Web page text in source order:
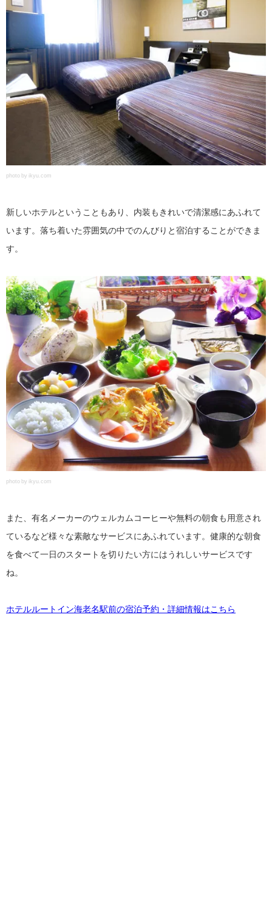
photo by ikyu.com
新しいホテルということもあり、内装もきれいで清潔感にあふれて
います。落ち着いた雰囲気の中でのんびりと宿泊することができま
す。
photo by ikyu.com
また、有名メーカーのウェルカムコーヒーや無料の朝食も用意され
ているなど様々な素敵なサービスにあふれています。健康的な朝食
を食べて一日のスタートを切りたい方にはうれしいサービスです
ね。
ホテルルートイン海老名駅前の宿泊予約・詳細情報はこちら